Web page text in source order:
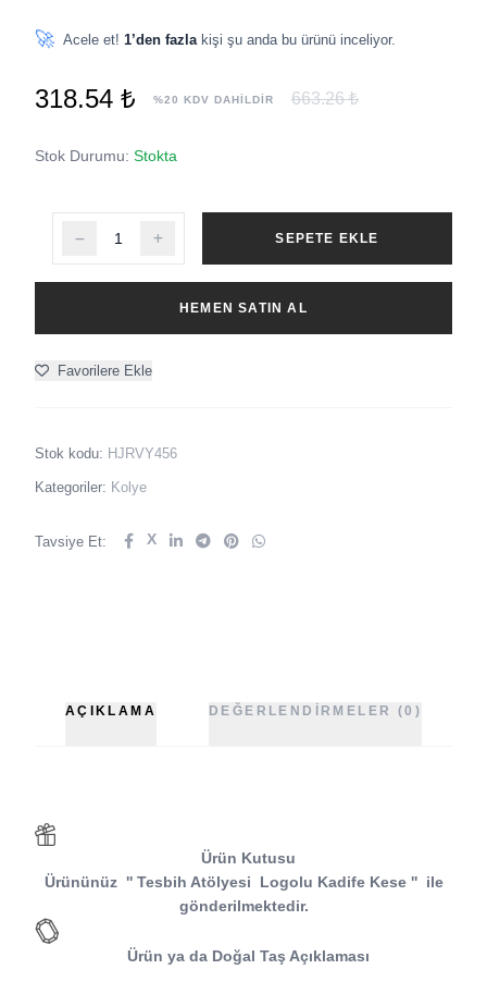
🚀 Acele et! 1’den fazla kişi şu anda bu ürünü inceliyor.
318.54 ₺ %20 KDV DAHİLDİR 663.26 ₺
Stok Durumu: Stokta
SEPETE EKLE
HEMEN SATIN AL
Favorilere Ekle
Stok kodu: HJRVY456
Kategoriler: Kolye
Tavsiye Et: X
AÇIKLAMA DEĞERLENDIRMELER (0)
Ürün Kutusu
Ürününüz '' Tesbih Atölyesi Logolu Kadife Kese '' ile
gönderilmektedir.
Ürün ya da Doğal Taş Açıklaması